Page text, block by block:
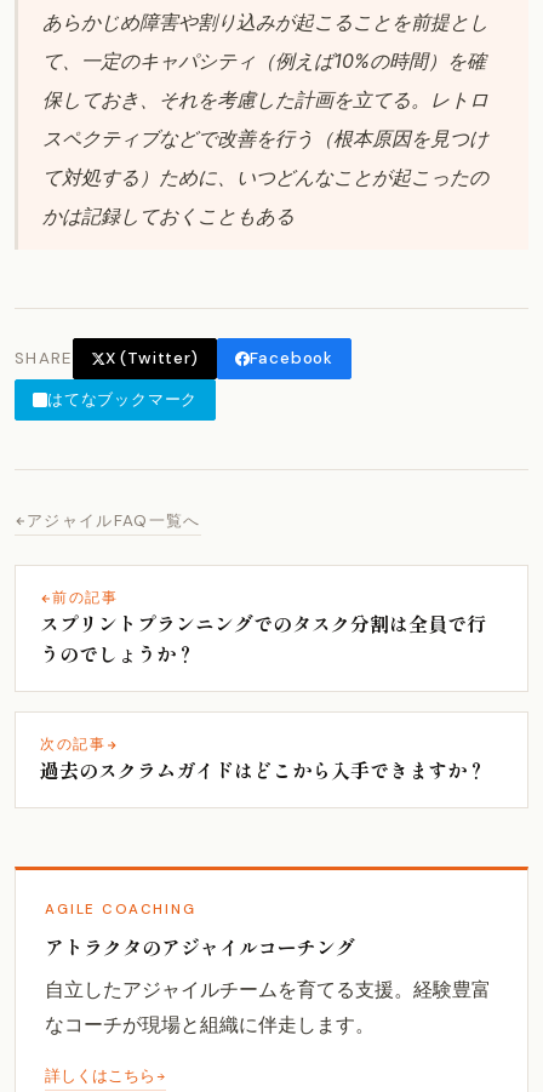
あらかじめ障害や割り込みが起こることを前提とし
て、一定のキャパシティ（例えば10%の時間）を確
保しておき、それを考慮した計画を立てる。レトロ
スペクティブなどで改善を行う（根本原因を見つけ
て対処する）ために、いつどんなことが起こったの
かは記録しておくこともある
SHARE X (Twitter)
Facebook
はてなブックマーク
アジャイルFAQ一覧へ
前の記事
スプリントプランニングでのタスク分割は全員で行
うのでしょうか？
次の記事
過去のスクラムガイドはどこから入手できますか？
AGILE COACHING
アトラクタのアジャイルコーチング
自立したアジャイルチームを育てる支援。経験豊富
なコーチが現場と組織に伴走します。
詳しくはこちら